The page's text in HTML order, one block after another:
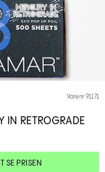
Varenr 91171
IN RETROGRADE
SE PRISEN